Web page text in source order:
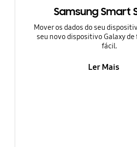
Samsung Smart
Mover os dados do seu
seu novo dispositivo Galaxy
fácil.
Ler Mais